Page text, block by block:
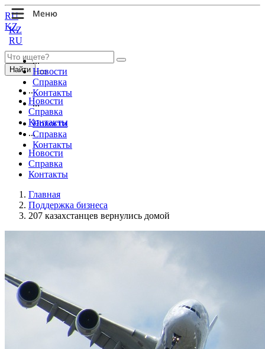
KZ
RU
...
Новости
Справка
Контакты
...
Новости
Справка
Контакты
RU
KZ
Найти
...
Новости
Справка
Контакты
...
Новости
Справка
Контакты
Главная
Поддержка бизнеса
207 казахстанцев вернулись домой